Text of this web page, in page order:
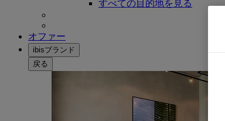
すべての目的地を見る
オファー
ibisブランド
戻る